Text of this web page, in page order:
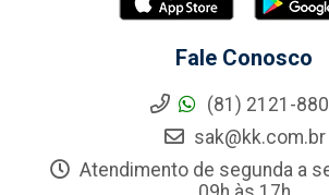
Fale Conosco
(81) 2121-
sak@kk.com.br
Atendimento de segunda a